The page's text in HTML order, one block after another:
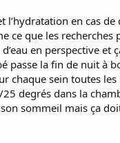
des rots ? ou le mettre à
après un petit moment ?
en dire plus ?
de manque de lait
belle
te dire que depuis bien 15
d'un rdv rééducation du
mois " ah ta lactation est
l’hydratation en cas de
ce que les recherches
en perspective et
passe la fin de nuit à
chaque sein toutes
25 degrés dans la
sommeil mais ça